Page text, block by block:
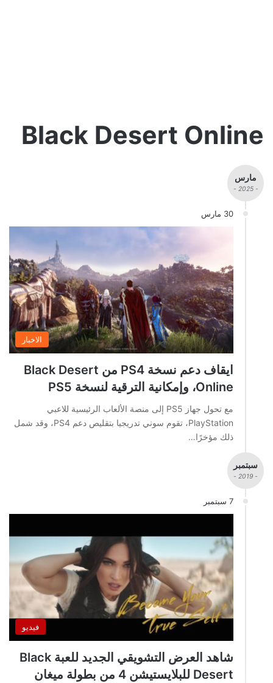
Black Desert Online
مارس
- 2025 -
30 مارس
الاخبار
ايقاف دعم نسخة PS4 من Black Desert
Online، وإمكانية الترقية لنسخة PS5
مع تحول جهاز PS5 إلى منصة الألعاب الرئيسية للاعبي
PlayStation، تقوم سوني تدريجيا بتقليص دعم PS4، وقد شمل
ذلك مؤخرًا…
سبتمبر
- 2019 -
7 سبتمبر
فيديو
شاهد العرض التشويقي الجديد للعبة Black
Desert للبلايستيشن 4 من بطولة ميغان